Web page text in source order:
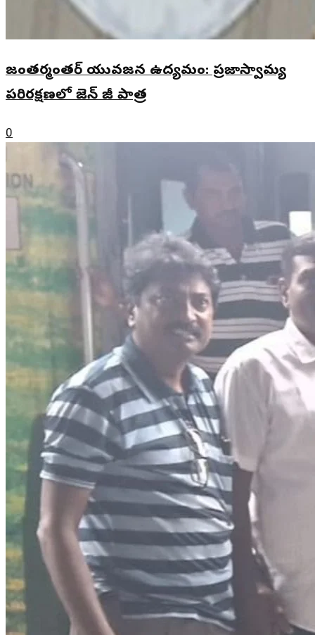
జంతర్మంతర్ యువజన ఉద్యమం: ప్రజాస్వామ్య
పరిరక్షణలో జెన్ జీ పాత్ర
0